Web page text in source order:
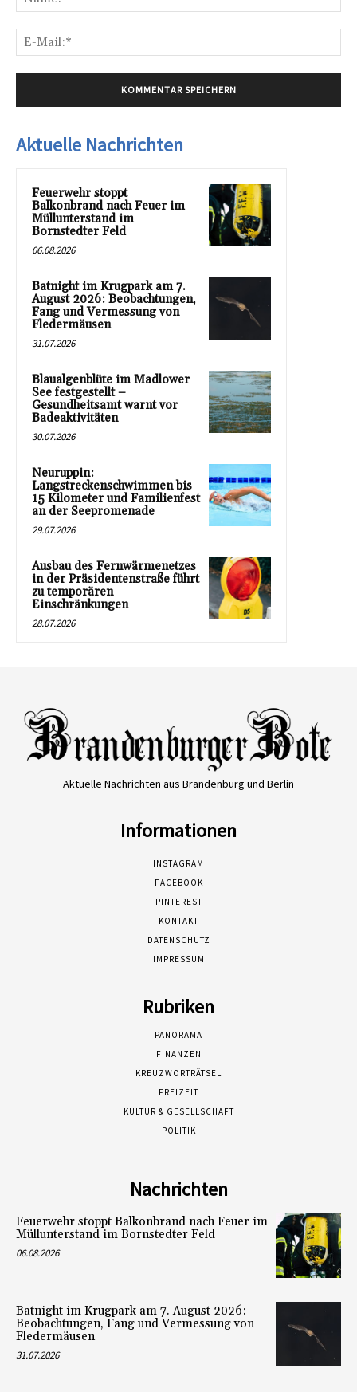
Aktuelle Nachrichten
Feuerwehr stoppt
Balkonbrand nach Feuer im
Müllunterstand im
Bornstedter Feld
06.08.2026
Batnight im Krugpark am 7.
August 2026: Beobachtungen,
Fang und Vermessung von
Fledermäusen
31.07.2026
Blaualgenblüte im Madlower
See festgestellt –
Gesundheitsamt warnt vor
Badeaktivitäten
30.07.2026
Neuruppin:
Langstreckenschwimmen bis
15 Kilometer und Familienfest
an der Seepromenade
29.07.2026
Ausbau des Fernwärmenetzes
in der Präsidentenstraße führt
zu temporären
Einschränkungen
28.07.2026
Aktuelle Nachrichten aus Brandenburg und Berlin
Informationen
INSTAGRAM
FACEBOOK
PINTEREST
KONTAKT
DATENSCHUTZ
IMPRESSUM
Rubriken
PANORAMA
FINANZEN
KREUZWORTRÄTSEL
FREIZEIT
KULTUR & GESELLSCHAFT
POLITIK
Nachrichten
Feuerwehr stoppt Balkonbrand nach Feuer im
Müllunterstand im Bornstedter Feld
06.08.2026
Batnight im Krugpark am 7. August 2026:
Beobachtungen, Fang und Vermessung von
Fledermäusen
31.07.2026